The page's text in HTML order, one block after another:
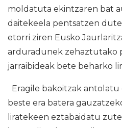
moldatuta ekintzaren bat
daitekeela pentsatzen
etorri ziren Eusko
arduradunek zehaztutako
jarraibideak bete beharko
Eragile bakoitzak
beste era batera
liratekeen eztabaidatu